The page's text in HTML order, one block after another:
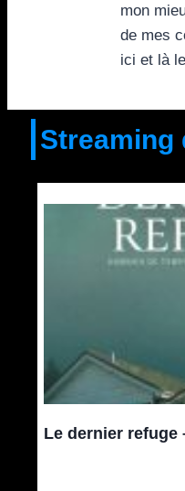
mon
de mes
ici et là
Streaming
Le dernier refuge